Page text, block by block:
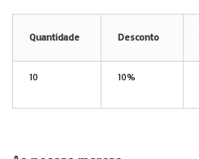
Quantidade Desconto
10 10%